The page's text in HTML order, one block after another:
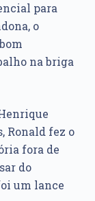
para
o
na briga
Ronald fez o
fora de
do
um lance